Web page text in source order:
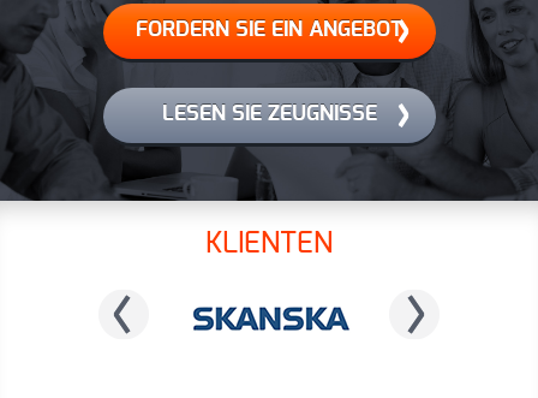
FORDERN SIE EIN ANGEBOT
LESEN SIE ZEUGNISSE
KLIENTEN